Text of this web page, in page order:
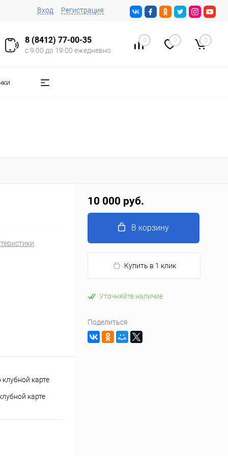
Вход Регистрация
8 (8412) 77-00-35
с 9:00 до 19:00 ежедневно
0 0 0
карте
10 000 руб.
В корзину
Купить в 1 клик
Уточняйте наличие
Поделиться